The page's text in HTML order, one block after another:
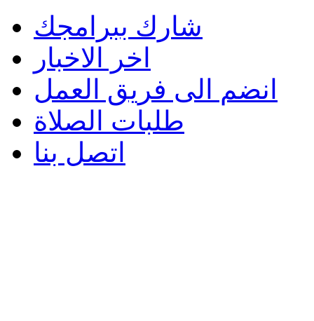
شارك ببرامجك
اخر الاخبار
انضم الى فريق العمل
طلبات الصلاة
اتصل بنا